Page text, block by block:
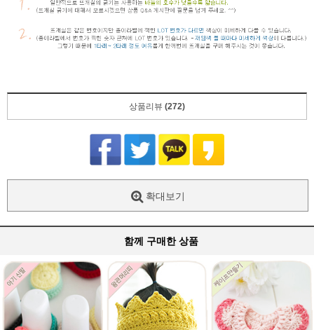
상품리뷰 (272)
확대보기
함께 구매한 상품